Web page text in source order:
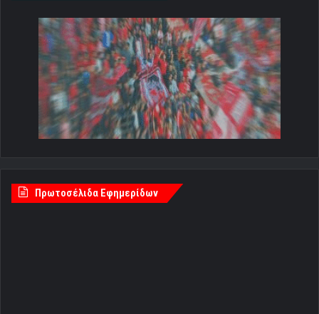
Πρωτοσέλιδα Εφημερίδων